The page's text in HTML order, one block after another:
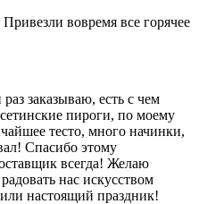
вовремя все горячее
заказываю, есть с чем
пироги, по моему
тесто, много начинки,
Спасибо этому
всегда! Желаю
нас искусством
настоящий праздник!